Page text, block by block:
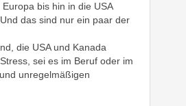
bis hin in die USA
das sind nur ein paar der
die USA und Kanada
sei es im Beruf oder im
unregelmäßigen